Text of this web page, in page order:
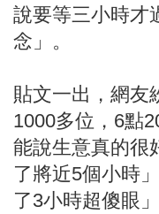
說要等三小時才
念」。
貼文一出，網友
1000多位，6點
能說生意真的很
了將近5個小時
了3小時超傻眼